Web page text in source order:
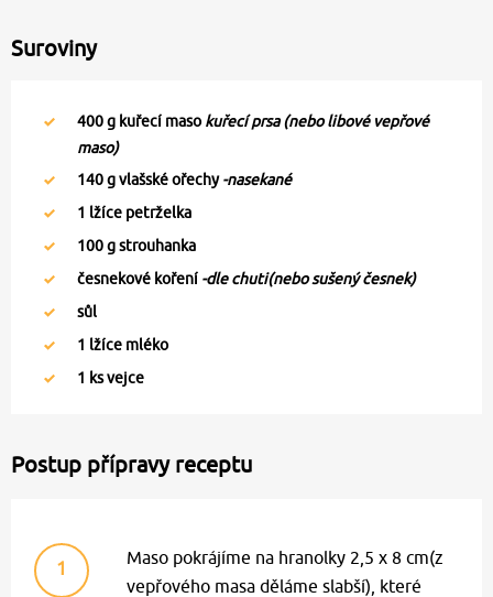
Suroviny
400g kuřecí maso kuřecí prsa (nebo libové vepřové
maso)
140g vlašské ořechy-nasekané
1 lžíce petrželka
100g strouhanka
česnekové koření -dle chuti(nebo sušený česnek)
sůl
1 lžíce mléko
1 ks vejce
Postup přípravy receptu
1
Maso pokrájíme na hranolky 2,5 x 8 cm(z
vepřového masa děláme slabší), které